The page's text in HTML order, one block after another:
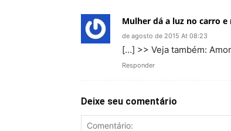
Mulher dá a luz no carro
de agosto de 2015 At 08:23
[…] >> Veja também:
Responder
Deixe seu comentário